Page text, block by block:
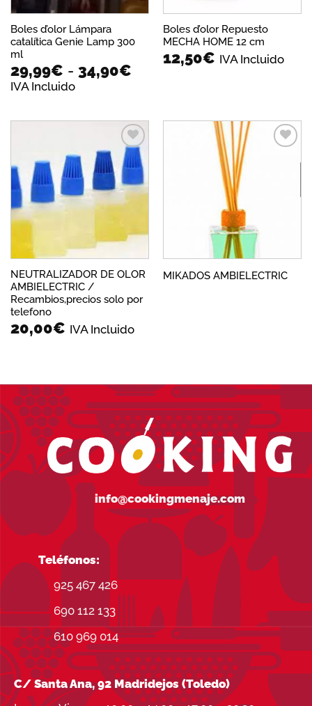
Boles d’olor Lámpara
catalítica Genie Lamp 300
ml
29,99€ - 34,90€Rango
29,99€
hasta
34,90€
IVA Incluido
Boles d’olor Repuesto
MECHA HOME 12 cm
12,50€ IVA Incluido
Añadir
a la
lista de
deseos
NEUTRALIZADOR DE OLOR
AMBIELECTRIC /
Recambios,precios solo por
telefono
20,00€ IVA Incluido
MIKADOS AMBIELECTRIC
info@cookingmenaje.com
Teléfonos:
925 467 426
690 112 133
610 969 014
C/ Santa Ana, 92 Madridejos (Toledo)